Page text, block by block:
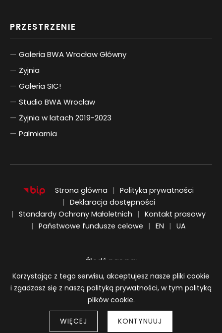
PRZESTRZENIE
Galeria BWA Wrocław Główny
Żyjnia
Galeria SIC!
Studio BWA Wrocław
Żyjnia w latach 2019-2023
Palmiarnia
Strona główna
Polityka prywatności
Deklaracja dostępności
Standardy Ochrony Małoletnich
Kontakt prasowy
Państwowe fundusze celowe
EN
ENGLISH
UA
UKRAIŃSKI
Śledź nas na:
BWA Wrocław Galerie Sztuki Współczesnej
Informacja o plikach cookie
Korzystając z tego serwisu, akceptujesz nasze pliki cookie
i zgadzasz się z naszą polityką prywatności, w tym polityką
plików cookie.
WIĘCEJ KONTYNUUJ